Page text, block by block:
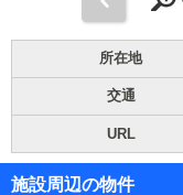
所在地
交通
URL
施設周辺の物件